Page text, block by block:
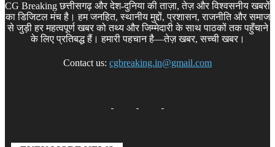
CG Breaking छत्तीसगढ़ और देश-दुनिया की ताज़ा, तेज़ और विश्वसनीय खबरों
का डिजिटल मंच है। हम जनहित, स्थानीय मुद्दों, प्रशासन, राजनीति और समाज
से जुड़ी हर महत्वपूर्ण खबर को तथ्य और जिम्मेदारी के साथ पाठकों तक पहुँचाने
के लिए प्रतिबद्ध हैं। हमारी पहचान है—तेज़ खबर, सच्ची खबर।
Contact us: cgbreaking.in@gmail.com